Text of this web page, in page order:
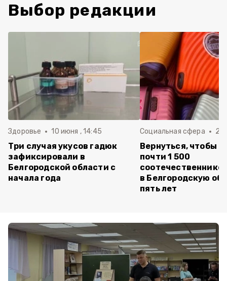
Выбор редакции
Здоровье 10 июня , 14:45
Три случая укусов гадюк
зафиксировали в
Белгородской области с
начала года
Социальная сфера 20
Вернуться, чтобы
почти 1 500
в Белгородскую
пять лет